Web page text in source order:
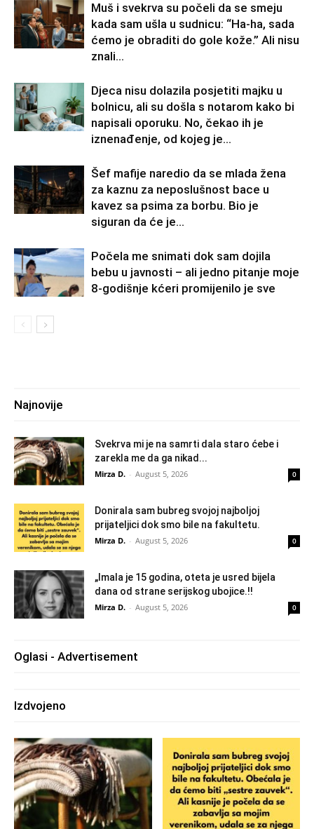
Muš i svekrva su počeli da se smeju
kada sam ušla u sudnicu: “Ha-ha, sada
ćemo je obraditi do gole kože.” Ali nisu
znali...
Djeca nisu dolazila posjetiti majku u
bolnicu, ali su došla s notarom kako bi
napisali oporuku. No, čekao ih je
iznenađenje, od kojeg je...
Šef mafije naredio da se mlada žena
za kaznu za neposlušnost bace u
kavez sa psima za borbu. Bio je
siguran da će je...
Počela me snimati dok sam dojila
bebu u javnosti – ali jedno pitanje moje
8-godišnje kćeri promijenilo je sve
Najnovije
Svekrva mi je na samrti dala staro ćebe i
zarekla me da ga nikad...
Mirza D. - August 5, 2026 0
Donirala sam bubreg svojoj najboljoj
prijateljici dok smo bile na fakultetu.
Mirza D. - August 5, 2026 0
„Imala je 15 godina, oteta je usred bijela
dana od strane serijskog ubojice.!!
Mirza D. - August 5, 2026 0
Oglasi - Advertisement
Izdvojeno